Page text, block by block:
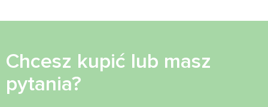
Chcesz kupić lub masz
pytania?